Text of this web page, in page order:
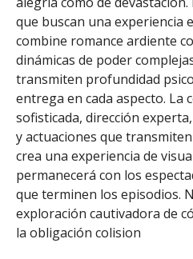
que buscan una experiencia
combine romance ardiente
dinámicas de poder
transmiten profundidad
entrega en cada aspecto. La
sofisticada, dirección
y actuaciones que
crea una experiencia de
permanecerá con los
que terminen los episodios.
exploración cautivadora de
la obligación colision